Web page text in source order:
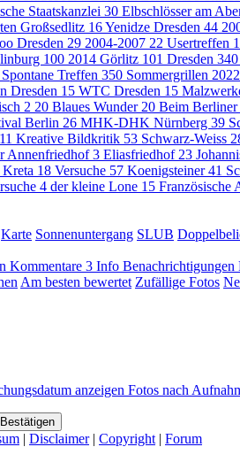
Staatskanzlei 30 Elbschlösser am
Großsedlitz 16Yenidze Dresden 44
Dresden 29 2004-2007 22 Usertreffen
100 2014 Görlitz 101 Dresden 340
Spontane Treffen 350 Sommergrillen 2022
Dresden 15 WTC Dresden 15
2 20 Blaues Wunder 20 Beim Berliner
Berlin 26 MHK-DHK Nürnberg 39
11 Kreative Bildkritik 53 Schwarz-Weiss
Annenfriedhof3 Eliasfriedhof 23
Kreta 18 Versuche 57 Koenigsteiner41
4 der kleine Lone 15 Französische
Karte Sonnenuntergang SLUB
Kommentare 3 Info Benachrichtigungen
Am besten bewertet Zufällige Fotos
anzeigen Fotos nach
| Disclaimer| Copyright | Forum